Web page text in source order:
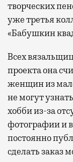
творческих
уже третья
«Бабушкин
Всех
проекта она
женщин из
не могут
хобби из-за
фотографии и
постоянно
сделать заказ